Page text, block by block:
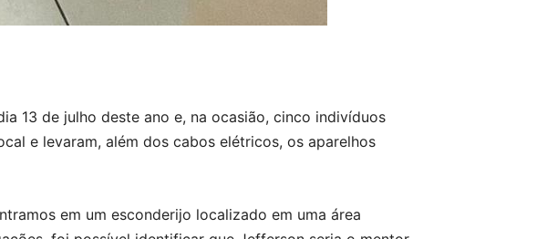
13 de julho deste ano e, na ocasião, cinco indivíduos
e levaram, além dos cabos elétricos, os aparelhos
em um esconderijo localizado em uma área